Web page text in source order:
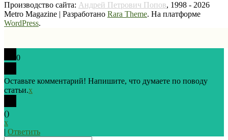
Производство сайта: Андрей Петрович Попов, 1998 - 2026
Metro Magazine | Разработано Rara Theme. На платформе
WordPress.
0
Оставьте комментарий! Напишите, что думаете по поводу
статьи.x
()
x
| Ответить